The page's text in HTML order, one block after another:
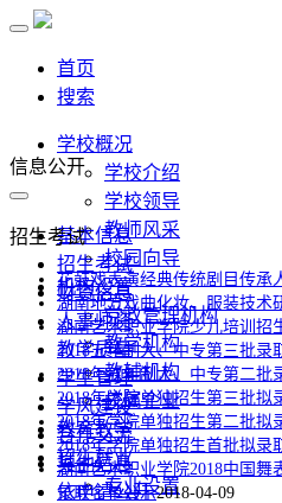
首页
搜索
学校概况
学校介绍
学校领导
教师风采
校园向导
机构设置
党政管理机构
教学机构
教辅机构
校属企业
教育教学
招生就业
专业设置
信息公开
基本信息
招生考试
财资信息
人事师资
教学质量
学生管理
学风建设
合作交流
其他信息
依申请公开
招生考试
花鼓戏表演经典传统剧目传承
湖南地方戏曲化妆、服装技术
湖南艺术职业学院少儿培训招
2018五年制大、中专第三批录
2018年五年制大、中专第二批
2018年学院单独招生第三批拟
2018年学院单独招生第二批拟
2018年学院单独招生首批拟录
湖南艺术职业学院2018中国
录取名单公示2018-04-09